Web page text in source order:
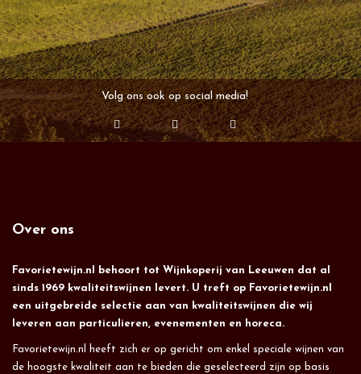
Volg ons ook op social media!
Over ons
Favorietewijn.nl behoort tot Wijnkoperij van Leeuwen dat al
sinds 1969 kwaliteitswijnen levert. U treft op Favorietewijn.nl
een uitgebreide selectie aan van kwaliteitswijnen die wij
leveren aan particulieren, evenementen en horeca.
Favorietewijn.nl heeft zich er op gericht om enkel speciale wijnen van
de hoogste kwaliteit aan te bieden die geselecteerd zijn op basis